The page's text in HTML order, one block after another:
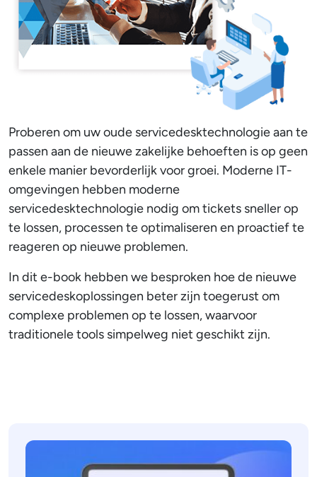
Proberen om uw oude servicedesktechnologie aan te
passen aan de nieuwe zakelijke behoeften is op geen
enkele manier bevorderlijk voor groei. Moderne IT-
omgevingen hebben moderne
servicedesktechnologie nodig om tickets sneller op
te lossen, processen te optimaliseren en proactief te
reageren op nieuwe problemen.
In dit e-book hebben we besproken hoe de nieuwe
servicedeskoplossingen beter zijn toegerust om
complexe problemen op te lossen, waarvoor
traditionele tools simpelweg niet geschikt zijn.